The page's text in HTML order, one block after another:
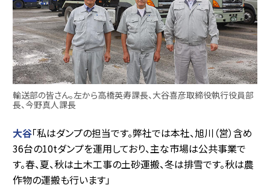
輸送部の皆さん。左から高橋英寿課長、大谷喜彦取締役執行役員部
長、今野真人課長
大谷「私はダンプの担当です。弊社では本社、旭川（営）含め
36台の10tダンプを運用しており、主な市場は公共事業で
す。春、夏、秋は土木工事の土砂運搬、冬は排雪です。秋は農
作物の運搬も行います」